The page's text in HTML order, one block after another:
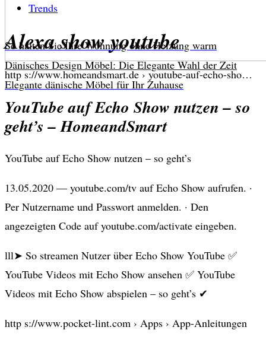
So halten Sie Ihre Wohnung ohne Heizung warm
Dänisches Design Möbel: Die Elegante Wahl der Zeit
Elegante dänische Möbel für Ihr Zuhause
Trends
Alexa show youtube
http s://www.homeandsmart.de › youtube-auf-echo-sho…
YouTube auf Echo Show nutzen – so
geht’s – HomeandSmart
YouTube auf Echo Show nutzen – so geht’s
13.05.2020 — youtube.com/tv auf Echo Show aufrufen. ·
Per Nutzername und Passwort anmelden. · Den
angezeigten Code auf youtube.com/activate eingeben.
lll➤ So streamen Nutzer über Echo Show YouTube ✅
YouTube Videos mit Echo Show ansehen ✅ YouTube
Videos mit Echo Show abspielen – so geht’s ✔
http s://www.pocket-lint.com › Apps › App-Anleitungen